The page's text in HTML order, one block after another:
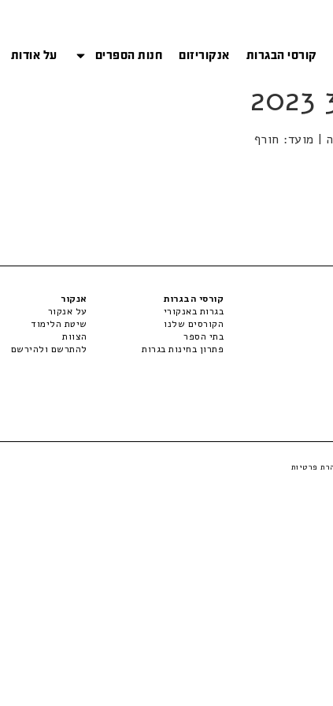
קורסי הבגרות אנקוריזום חנות הספרים על אודות
קורסי הבגרות
בגרות באנקורי
הקורסים שלנו
בתי הספר
פתרון בחינות בגרות
אנקור
על אנקור
שיטת הלימוד
הצוות
להתרשם ולהירשם